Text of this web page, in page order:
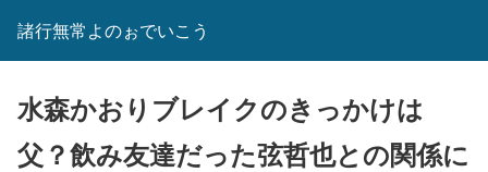
諸行無常よのぉでいこう
水森かおりブレイクのきっかけは
父？飲み友達だった弦哲也との関係に